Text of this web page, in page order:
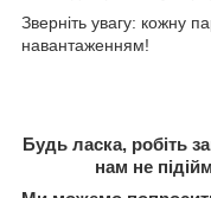
Зверніть увагу: кожну
навантаженням!
Будь ласка, робіть
нам не